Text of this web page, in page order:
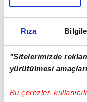
Rıza
"Sitelerimizde
yürütülmesi
Bu çerezler,